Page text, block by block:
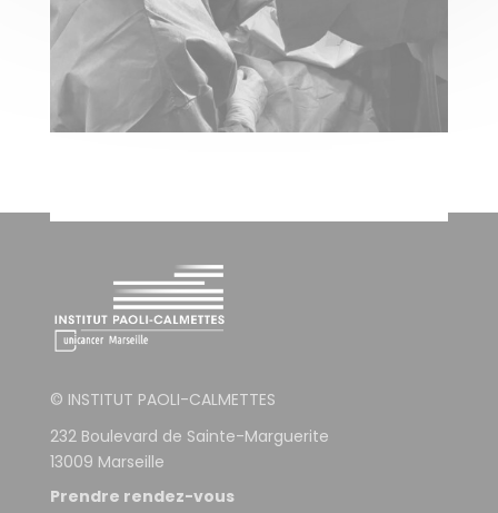
© INSTITUT PAOLI-CALMETTES
232 Boulevard de Sainte-Marguerite
13009 Marseille
Prendre rendez-vous